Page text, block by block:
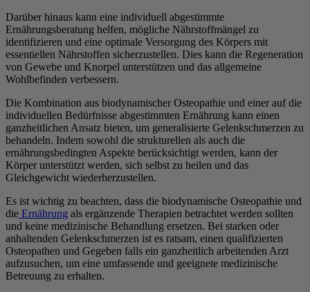
Darüber hinaus kann eine individuell abgestimmte
Ernährungsberatung helfen, mögliche Nährstoffmängel zu
identifizieren und eine optimale Versorgung des Körpers mit
essentiellen Nährstoffen sicherzustellen. Dies kann die Regeneration
von Gewebe und Knorpel unterstützen und das allgemeine
Wohlbefinden verbessern.
Die Kombination aus biodynamischer Osteopathie und einer auf die
individuellen Bedürfnisse abgestimmten Ernährung kann einen
ganzheitlichen Ansatz bieten, um generalisierte Gelenkschmerzen zu
behandeln. Indem sowohl die strukturellen als auch die
ernährungsbedingten Aspekte berücksichtigt werden, kann der
Körper unterstützt werden, sich selbst zu heilen und das
Gleichgewicht wiederherzustellen.
Es ist wichtig zu beachten, dass die biodynamische Osteopathie und
die Ernährung als ergänzende Therapien betrachtet werden sollten
und keine medizinische Behandlung ersetzen. Bei starken oder
anhaltenden Gelenkschmerzen ist es ratsam, einen qualifizierten
Osteopathen und Gegeben falls ein ganzheitlich arbeitenden Arzt
aufzusuchen, um eine umfassende und geeignete medizinische
Betreuung zu erhalten.